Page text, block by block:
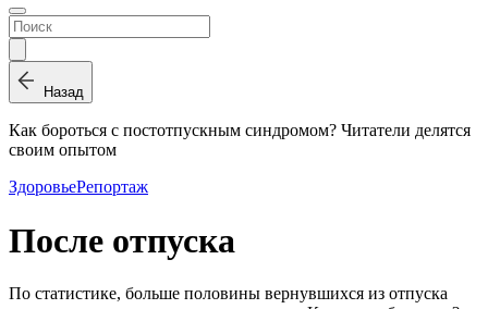
Назад
Как бороться с постотпускным синдромом? Читатели делятся
своим опытом
ЗдоровьеРепортаж
После отпуска
По статистике, больше половины вернувшихся из отпуска